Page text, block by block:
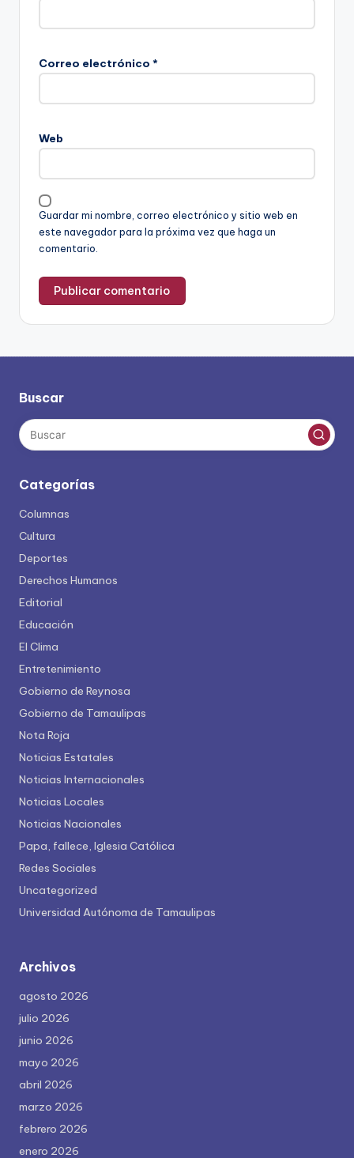
Correo electrónico *
Web
Guardar mi nombre, correo electrónico y sitio web en
este navegador para la próxima vez que haga un
comentario.
Buscar
Categorías
Columnas
Cultura
Deportes
Derechos Humanos
Editorial
Educación
El Clima
Entretenimiento
Gobierno de Reynosa
Gobierno de Tamaulipas
Nota Roja
Noticias Estatales
Noticias Internacionales
Noticias Locales
Noticias Nacionales
Papa, fallece, Iglesia Católica
Redes Sociales
Uncategorized
Universidad Autónoma de Tamaulipas
Archivos
agosto 2026
julio 2026
junio 2026
mayo 2026
abril 2026
marzo 2026
febrero 2026
enero 2026